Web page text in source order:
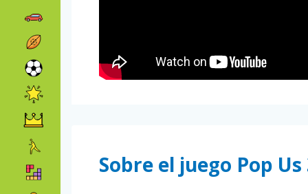
Sobre el juego Pop Us